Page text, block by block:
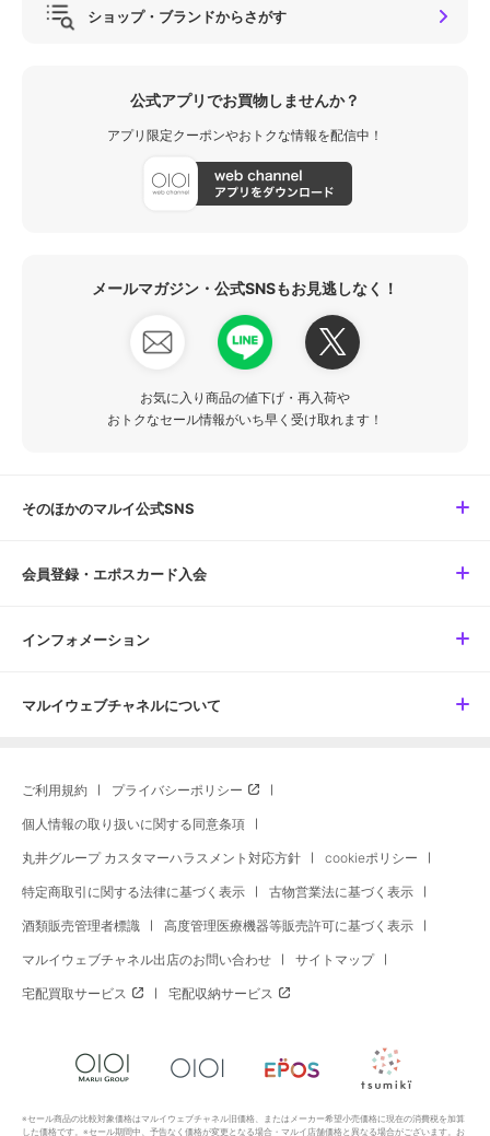
ショップ・ブランドからさがす
公式アプリでお買物しませんか？
アプリ限定クーポンやおトクな情報を配信中！
メールマガジン・公式SNSもお見逃しなく！
お気に入り商品の値下げ・再入荷や
おトクなセール情報がいち早く受け取れます！
そのほかのマルイ公式SNS
会員登録・エポスカード入会
インフォメーション
マルイウェブチャネルについて
ご利用規約 プライバシーポリシー
個人情報の取り扱いに関する同意条項
丸井グループ カスタマーハラスメント対応方針 cookieポリシー
特定商取引に関する法律に基づく表示 古物営業法に基づく表示
酒類販売管理者標識 高度管理医療機器等販売許可に基づく表示
マルイウェブチャネル出店のお問い合わせ サイトマップ
宅配買取サービス 宅配収納サービス
※セール商品の比較対象価格はマルイウェブチャネル旧価格、またはメーカー希望小売価格に現在の消費税を加算
した価格です。※セール期間中、予告なく価格が変更となる場合・マルイ店舗価格と異なる場合がございます。お